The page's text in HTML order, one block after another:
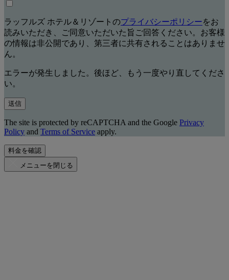
ラッフルズ ホテル＆リゾートのプライバシーポリシーをお
読みいただき、ご同意いただいた旨ご回答ください。お客様
の情報は非公開であり、第三者に共有されることはありませ
ん。
エラーが発生しました。後ほど、もう一度やり直してくださ
い。
送信
The site is protected by reCAPTCHA and the Google Privacy
Policy and Terms of Service apply.
料金を確認
メニューを閉じる